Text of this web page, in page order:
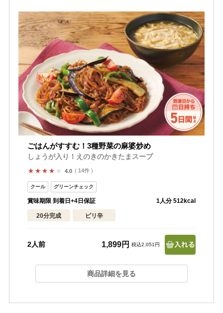
ごはんがすすむ！3種野菜の麻婆炒め
しょうが入り！えのきのかきたまスープ
4.0 14件
賞味期限 到着日+4日保証 1人分 512kcal
20分完成 ピリ辛
2人前 1,899円 税込2,051円
商品詳細を見る